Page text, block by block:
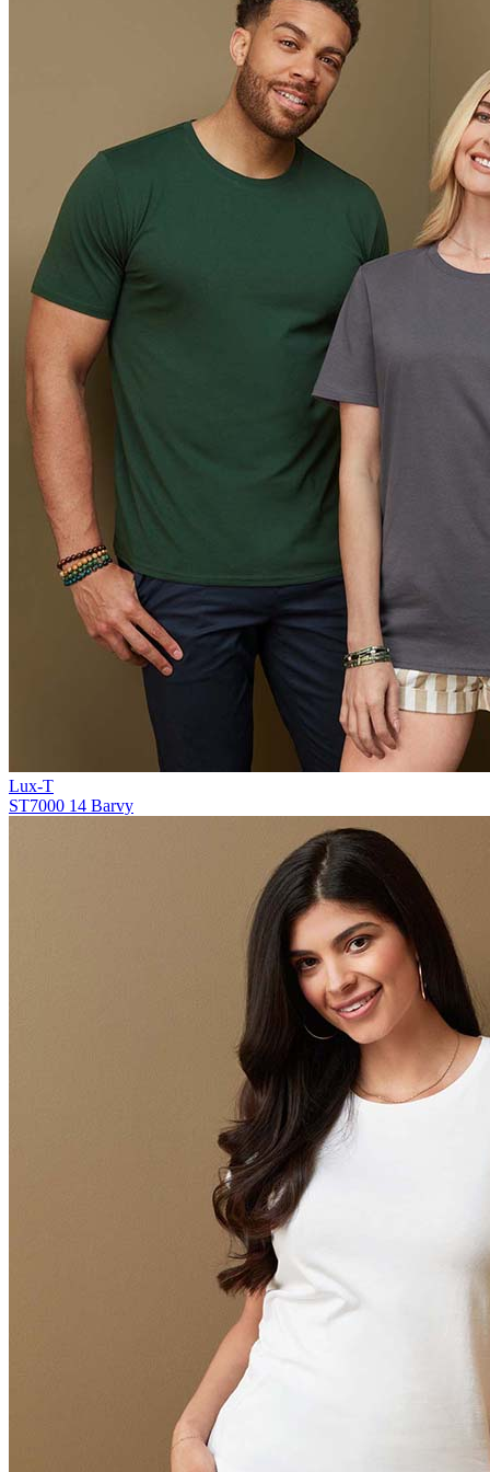
Daisy Yellow (DYY)
Sunflower Yellow (SUN)
Bright Lime (BLI)
Kiwi Green (KIW)
Kelly Green (KEG)
Hunters Green (HGR)
Military Green (MIL)
Bottle Green (BOG)
Dark Chocolate (DCH)
Natural (NAT)
Blue Midnight Dip (BMD)
Light Grey Melange (LGM)
Lux-T
ST7000 14 Barvy